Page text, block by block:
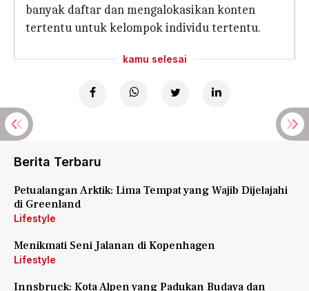
banyak daftar dan mengalokasikan konten
tertentu untuk kelompok individu tertentu.
kamu selesai
Berita Terbaru
Petualangan Arktik: Lima Tempat yang Wajib Dijelajahi
di Greenland
Lifestyle
Menikmati Seni Jalanan di Kopenhagen
Lifestyle
Innsbruck: Kota Alpen yang Padukan Budaya dan